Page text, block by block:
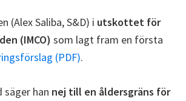
(Alex Saliba, S&D) i utskottet för
(IMCO) som lagt fram en första
(PDF).
han nej till en åldersgräns för